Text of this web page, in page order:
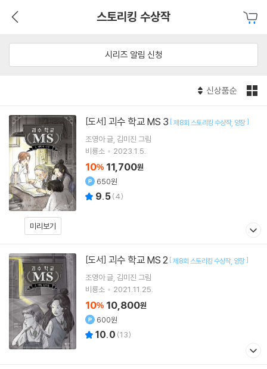
스토리킹 수상작
시리즈 알림 신청
신상품순
미리보기
[도서] 괴수 학교 MS 3 [제8회 스토리킹 수상작 양장]
조영아글 김미진 그림
비룡소
2023.1.5.
10% 11,700원
650원
9.5(4)
[도서] 괴수 학교 MS 2 [제8회 스토리킹 수상작 양장]
조영아글 김미진 그림
비룡소
2021.11.25.
10% 10,800원
600원
10.0 (13)